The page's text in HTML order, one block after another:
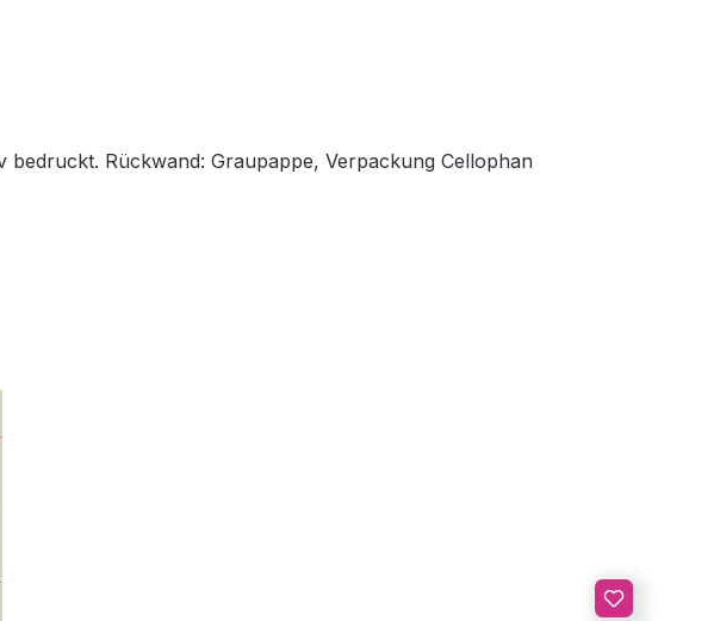
bedruckt. Rückwand: Graupappe, Verpackung Cellophan